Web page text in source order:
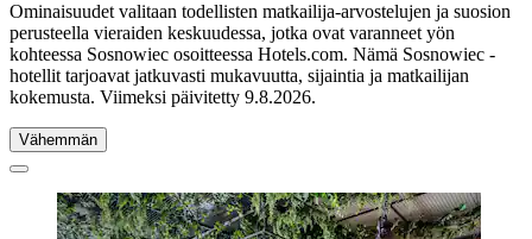
Ominaisuudet valitaan todellisten matkailija-arvostelujen ja suosion
perusteella vieraiden keskuudessa, jotka ovat varanneet yön
kohteessa Sosnowiec osoitteessa Hotels.com. Nämä Sosnowiec -
hotellit tarjoavat jatkuvasti mukavuutta, sijaintia ja matkailijan
kokemusta. Viimeksi päivitetty 9.8.2026.
Vähemmän